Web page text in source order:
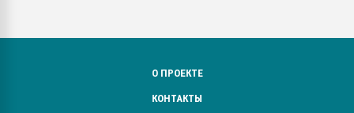
О ПРОЕКТЕ
КОНТАКТЫ